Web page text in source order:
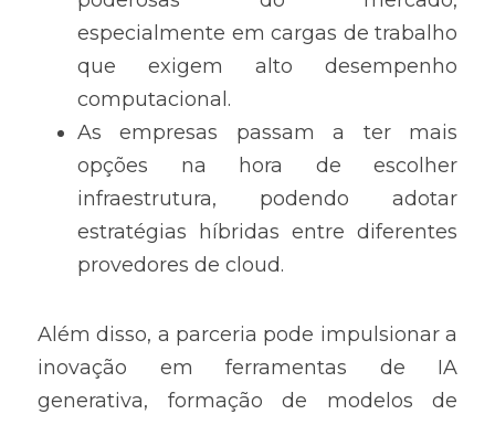
especialmente em cargas de trabalho
que exigem alto desempenho
computacional.
As empresas passam a ter mais
opções na hora de escolher
infraestrutura, podendo adotar
estratégias híbridas entre diferentes
provedores de cloud.
Além disso, a parceria pode impulsionar a
inovação em ferramentas de IA
generativa, formação de modelos de